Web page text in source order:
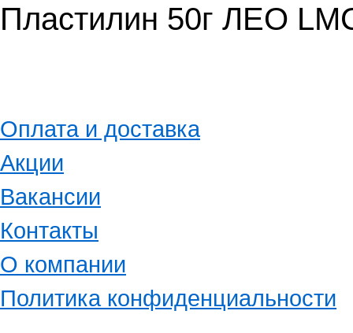
Пластилин 50г ЛЕО
Оплата и доставка
Акции
Вакансии
Контакты
О компании
Политика конфиденциальности